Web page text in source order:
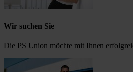
Wir suchen Sie
Die PS Union möchte mit Ihnen